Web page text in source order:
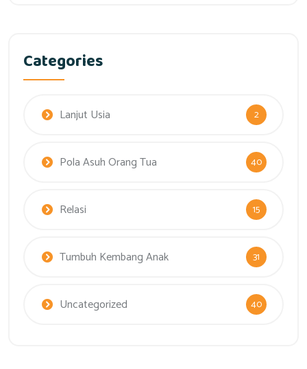
Categories
Lanjut Usia 2
Pola Asuh Orang Tua 40
Relasi 15
Tumbuh Kembang Anak 31
Uncategorized 40